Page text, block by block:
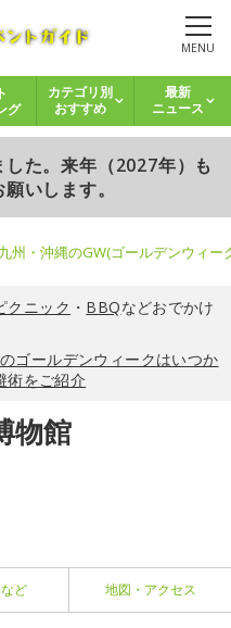
MENU
グ
カテゴリ別
おすすめ
最新
ニュース
た。来年（2027年）も
いします。
九州・沖縄のGW(ゴールデンウィ
クニック ・ BBQなどおでかけ
ゴールデンウィークはいつか
術をご紹介
物館
ど 地図・アクセス